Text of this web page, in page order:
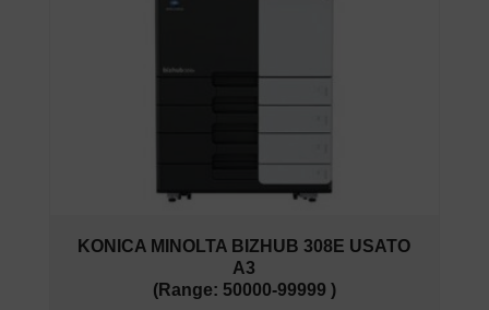
KONICA MINOLTA BIZHUB 308E USATO
A3
(Range: 50000-99999 )